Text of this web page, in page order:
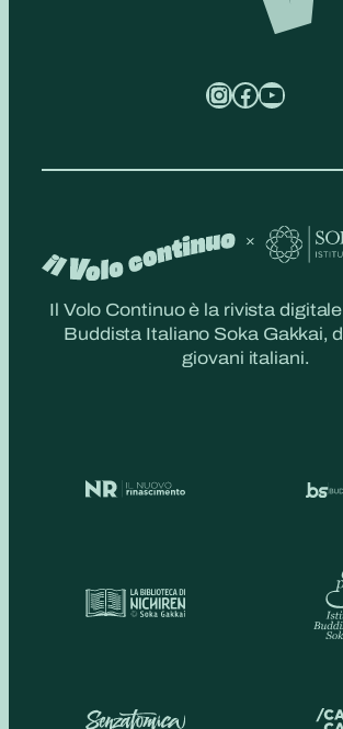
InstagramFacebook YouTube
Il Volo Continuo è la rivista
Buddista Italiano Soka Gakkai,
giovani italiani.